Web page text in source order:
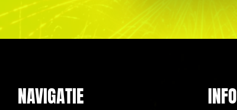
NAVIGATIE INFO